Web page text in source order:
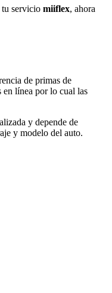
tu servicio miiflex, ahora
de primas de
en línea por lo cual las
y depende de
y modelo del auto.